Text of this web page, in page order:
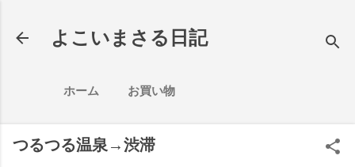
よこいまさる日記
ホーム お買い物
つるつる温泉→渋滞